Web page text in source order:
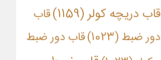
قاب دریچه کولر(1159)
قاب
دور ضبط(1023)
قاب دور ضبط